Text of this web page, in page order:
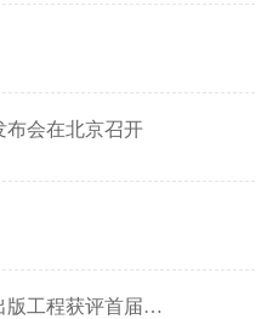
布会在北京召开
学校园文化建设优秀成果